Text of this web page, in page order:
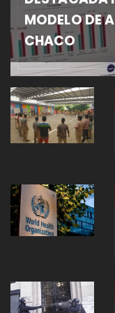
MODELO DE
CHACO